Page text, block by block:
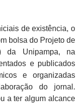
de existência, o
bolsa do Projeto de
da Unipampa, na
e publicados
e organizadas
do jornal.
a ter algum alcance